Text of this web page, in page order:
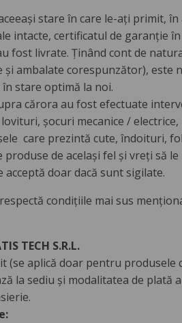
stare în care le-ați
intacte, certificatul de garanție
fost livrate. Ținând cont de
ambalate corespunzător),
stare optimă la noi.
cărora au fost efectuate
șocuri mecanice /
care prezintă cute, îndoituri,
produse de același fel și vreți să
doar dacă sunt sigilate.
condițiile mai sus
TECH S.R.L.
aplică doar pentru produsele
la sediu și modalitatea de